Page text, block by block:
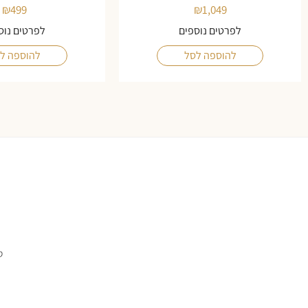
₪1,049
לפרטים נוספים
להוספה לסל
₪499
לפרטים
להוספה